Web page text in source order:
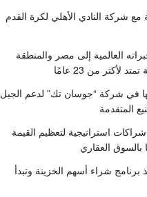
مع شركة النادي الأهلي لكرة القدم
العالمية إلى مصر والمنطقة
لأكثر من 23 عامًا
في شركة “جوسان تك” لدعم الجيل
المتقدمة
«روشن مصر» توقع 3 شراكات استراتيجية لتعظيم القيمة
بالسوق العقاري
شراء أسهم الخزينة وتبدأ